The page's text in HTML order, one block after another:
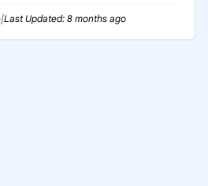
|Last Updated: 8 months ago